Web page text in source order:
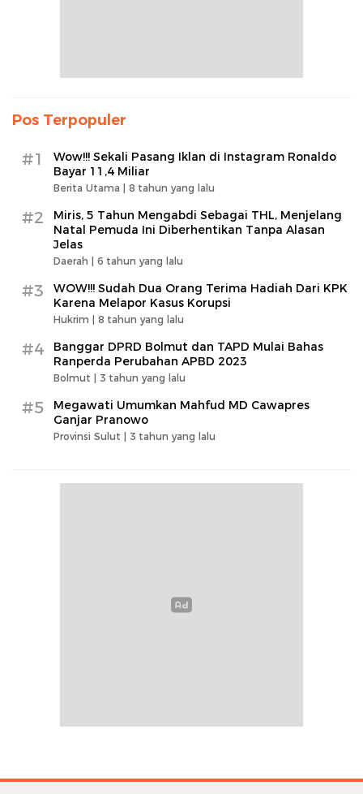
Pos Terpopuler
#1
Wow!!! Sekali Pasang Iklan di Instagram Ronaldo
Bayar 11,4 Miliar
Berita Utama | 8 tahun yang lalu
#2
Miris, 5 Tahun Mengabdi Sebagai THL, Menjelang
Natal Pemuda Ini Diberhentikan Tanpa Alasan
Jelas
Daerah | 6 tahun yang lalu
#3
WOW!!! Sudah Dua Orang Terima Hadiah Dari KPK
Karena Melapor Kasus Korupsi
Hukrim | 8 tahun yang lalu
#4
Banggar DPRD Bolmut dan TAPD Mulai Bahas
Ranperda Perubahan APBD 2023
Bolmut | 3 tahun yang lalu
#5
Megawati Umumkan Mahfud MD Cawapres
Ganjar Pranowo
Provinsi Sulut | 3 tahun yang lalu